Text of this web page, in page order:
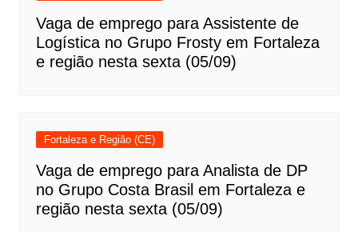
Vaga de emprego para Assistente de
Logística no Grupo Frosty em Fortaleza
e região nesta sexta (05/09)
Fortaleza e Região (CE)
Vaga de emprego para Analista de DP
no Grupo Costa Brasil em Fortaleza e
região nesta sexta (05/09)